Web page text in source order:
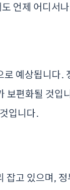
언제 어디서
예상됩니다.
편화될 것입
입니다.
고 있으며,